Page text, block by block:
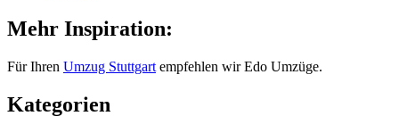
Mehr Inspiration:
Für Ihren Umzug Stuttgart empfehlen wir Edo Umzüge.
Kategorien